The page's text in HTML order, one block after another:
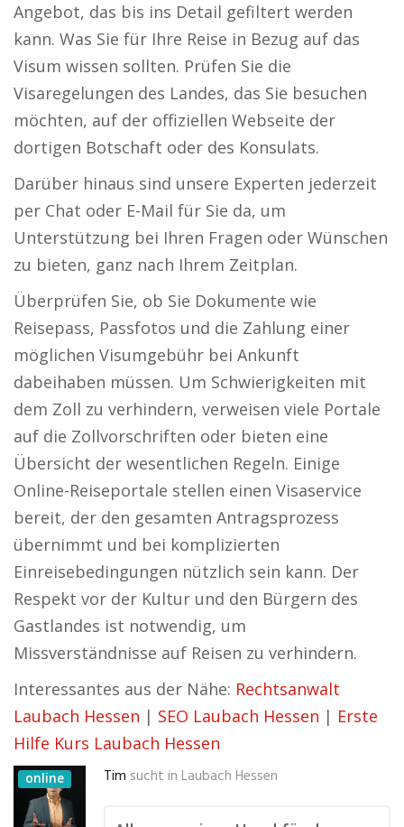
Angebot, das bis ins Detail gefiltert werden
kann. Was Sie für Ihre Reise in Bezug auf das
Visum wissen sollten. Prüfen Sie die
Visaregelungen des Landes, das Sie besuchen
möchten, auf der offiziellen Webseite der
dortigen Botschaft oder des Konsulats.
Darüber hinaus sind unsere Experten jederzeit
per Chat oder E-Mail für Sie da, um
Unterstützung bei Ihren Fragen oder Wünschen
zu bieten, ganz nach Ihrem Zeitplan.
Überprüfen Sie, ob Sie Dokumente wie
Reisepass, Passfotos und die Zahlung einer
möglichen Visumgebühr bei Ankunft
dabeihaben müssen. Um Schwierigkeiten mit
dem Zoll zu verhindern, verweisen viele Portale
auf die Zollvorschriften oder bieten eine
Übersicht der wesentlichen Regeln. Einige
Online-Reiseportale stellen einen Visaservice
bereit, der den gesamten Antragsprozess
übernimmt und bei komplizierten
Einreisebedingungen nützlich sein kann. Der
Respekt vor der Kultur und den Bürgern des
Gastlandes ist notwendig, um
Missverständnisse auf Reisen zu verhindern.
Interessantes aus der Nähe: Rechtsanwalt
Laubach Hessen | SEO Laubach Hessen | Erste
Hilfe Kurs Laubach Hessen
online Tim sucht in Laubach Hessen